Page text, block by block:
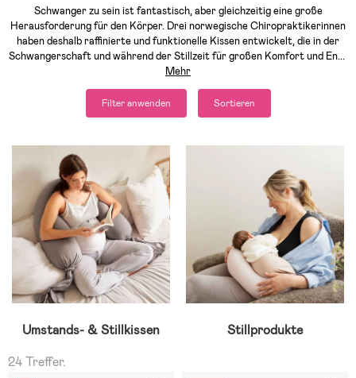
Schwanger zu sein ist fantastisch, aber gleichzeitig eine große
Herausforderung für den Körper. Drei norwegische Chiropraktikerinnen
haben deshalb raffinierte und funktionelle Kissen entwickelt, die in der
Schwangerschaft und während der Stillzeit für großen Komfort und En...
Mehr
Filter anwenden Sortieren
Umstands- & Stillkissen
Stillprodukte
24 Treffer.